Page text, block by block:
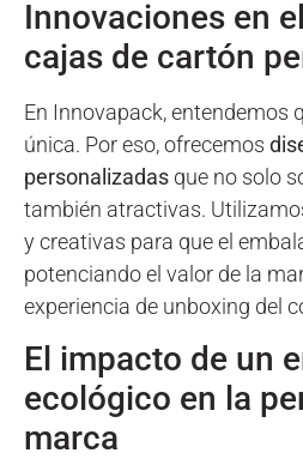
Innovaciones en
cajas de cartón
En Innovapack, entendemos
única. Por eso, ofrecemos
personalizadas que no solo
también atractivas.
y creativas para que el
potenciando el valor de la
experiencia de unboxing del
El impacto de un
ecológico en la
marca